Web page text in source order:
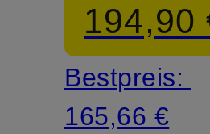
194,90
Bestpreis:
165,66 €